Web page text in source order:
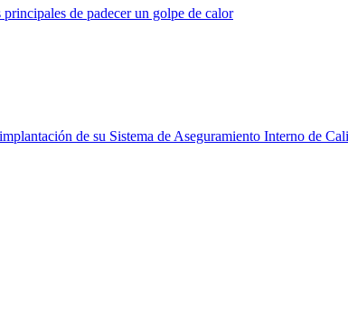
de padecer un golpe de calor
de su Sistema de Aseguramiento Interno de